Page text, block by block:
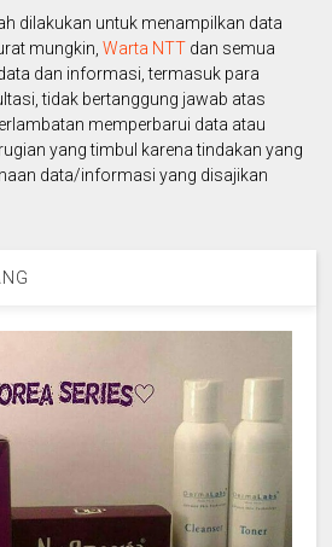
dilakukan untuk menampilkan data
mungkin,Warta NTT dan semua
dan informasi, termasuk para
tidak bertanggung jawab atas
memperbarui data atau
yang timbul karena tindakan yang
data/informasi yang disajikan